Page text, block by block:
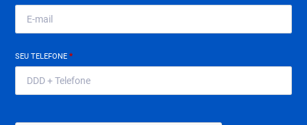
SEU TELEFONE*